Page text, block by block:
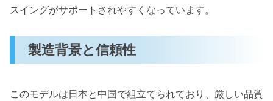
スイングがサポートされやすくなっています。
製造背景と信頼性
このモデルは日本と中国で組立てられており、厳しい品質